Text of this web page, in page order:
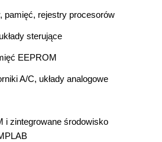
pamięć, rejestry procesorów
sterujące
EEPROM
A/C, układy analogowe
i zintegrowane środowisko